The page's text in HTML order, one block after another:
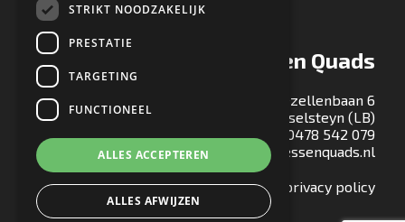
Ton Maessen Quads
Gezellenbaan 6
5813 EA Ysselsteyn (LB)
0478 542 079
E:info@tonmaessenquads.nl
Bekijk onze privacy policy
STRIKT NOODZAKELIJK
PRESTATIE
TARGETING
FUNCTIONEEL
ALLES ACCEPTEREN
ALLES AFWIJZEN